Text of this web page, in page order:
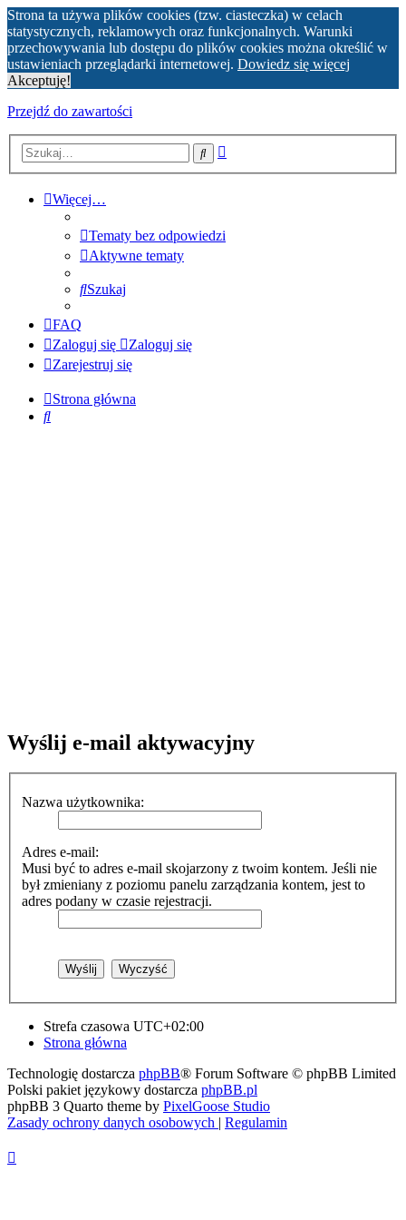
Strona ta używa plików cookies (tzw. ciasteczka) w celach
statystycznych, reklamowych oraz funkcjonalnych. Warunki
przechowywania lub dostępu do plików cookies można określić w
ustawieniach przeglądarki internetowej. Dowiedz się więcej
Akceptuję!
Przejdź do zawartości
Szukaj
Więcej…
Tematy bez odpowiedzi
Aktywne tematy
Szukaj
FAQ
Zaloguj się
Zaloguj się
Zarejestruj się
Strona główna
Szukaj
Wyślij e-mail aktywacyjny
Nazwa użytkownika:
Adres e-mail:
Musi być to adres e-mail skojarzony z twoim kontem. Jeśli nie
był zmieniany z poziomu panelu zarządzania kontem, jest to
adres podany w czasie rejestracji.
Strefa czasowa UTC+02:00
Strona główna
Technologię dostarcza phpBB® Forum Software © phpBB Limited
Polski pakiet językowy dostarcza phpBB.pl
phpBB 3 Quarto theme by PixelGoose Studio
Zasady ochrony danych osobowych | Regulamin